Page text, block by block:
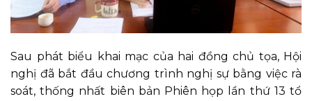
Sau phát biểu khai mạc của hai đồng chủ tọa, Hội
nghị đã bắt đầu chương trình nghị sự bằng việc rà
soát, thống nhất biên bản Phiên họp lần thứ 13 tổ